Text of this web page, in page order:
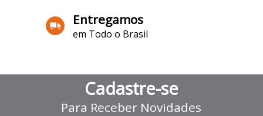
Entregamos
em Todo o Brasil
Cadastre-se
Para Receber Novidades